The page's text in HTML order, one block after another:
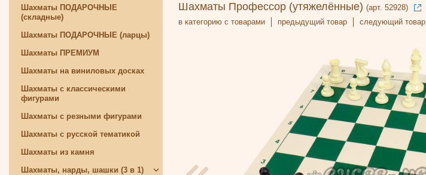
Шахматы Профессор (утяжелённые) (арт. 52928)
в категорию с товарами
предыдущий товар следующий товар
Шахматы ПОДАРОЧНЫЕ
(складные)
Шахматы ПОДАРОЧНЫЕ (ларцы)
Шахматы ПРЕМИУМ
Шахматы на виниловых досках
Шахматы с классическими
фигурами
Шахматы с резными фигурами
Шахматы с русской тематикой
Шахматы из камня
Шахматы, нарды, шашки (3 в 1)